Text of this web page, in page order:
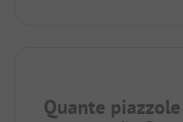
Quante